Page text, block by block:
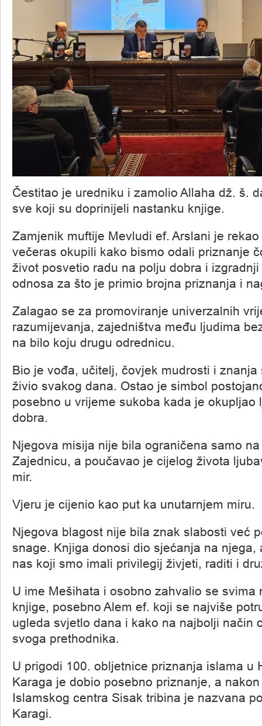
Čestitao je uredniku i zamolio Allaha dž. š.
sve koji su doprinijeli nastanku knjige.
Zamjenik muftije Mevludi ef. Arslani je
večeras okupili kako bismo odali priznanje
život posvetio radu na polju dobra i
odnosa za što je primio brojna priznanja i
Zalagao se za promoviranje univerzalnih
razumijevanja, zajedništva među ljudima
na bilo koju drugu odrednicu.
Bio je vođa, učitelj, čovjek mudrosti i znanja
živio svakog dana. Ostao je simbol
posebno u vrijeme sukoba kada je okupljao
dobra.
Njegova misija nije bila ograničena samo
Zajednicu, a poučavao je cijelog života
mir.
Vjeru je cijenio kao put ka unutarnjem miru.
Njegova blagost nije bila znak slabosti već
snage. Knjiga donosi dio sjećanja na njega,
nas koji smo imali privilegij živjeti, raditi i
U ime Mešihata i osobno zahvalio se svima
knjige, posebno Alem ef. koji se najviše
ugleda svjetlo dana i kako na najbolji način
svoga prethodnika.
U prigodi 100. obljetnice priznanja islama u
Karaga je dobio posebno priznanje, a
Islamskog centra Sisak tribina je nazvana
Karagi.